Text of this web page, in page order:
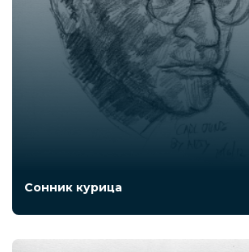
Сонник курица